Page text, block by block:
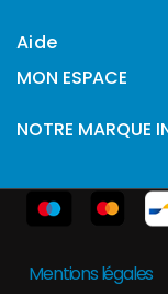
Aide
MON ESPACE
NOTRE MARQUE
Mentions légales